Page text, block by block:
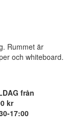
Rummet är
och whiteboard.
från
kr
17:00